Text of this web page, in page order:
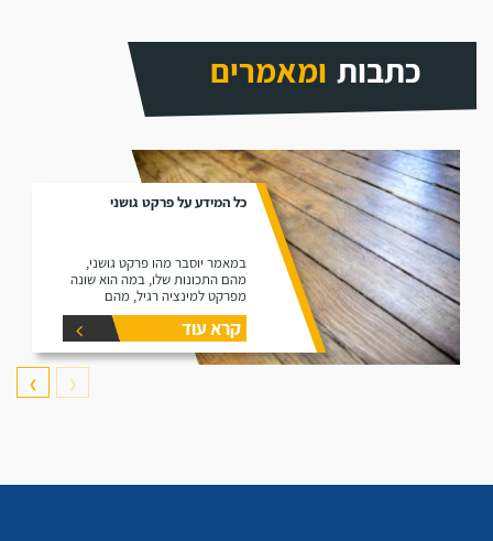
כתבות ומאמרים
כל המידע על פרקט גושני
במאמר יוסבר מהו פרקט גושני,
מהם התכונות שלו, במה הוא שונה
מפרקט למינציה רגיל, מהם
היתרונות שלו ומהם החסרונות שלו.
קרא עוד
❮
❯